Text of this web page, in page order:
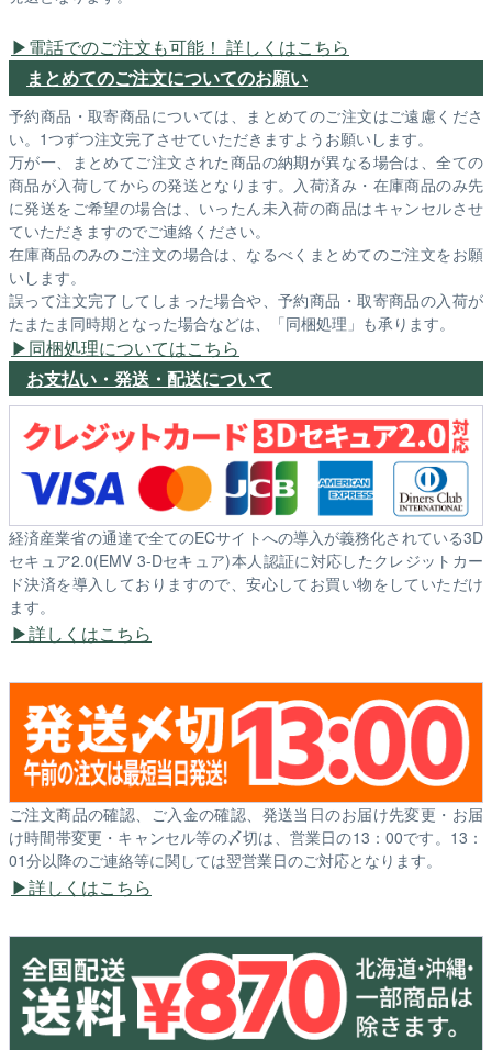
電話でのご注文も可能！ 詳しくはこちら
まとめてのご注文についてのお願い
予約商品・取寄商品については、まとめてのご注文はご遠慮くださ
い。1つずつ注文完了させていただきますようお願いします。
万が一、まとめてご注文された商品の納期が異なる場合は、全ての
商品が入荷してからの発送となります。入荷済み・在庫商品のみ先
に発送をご希望の場合は、いったん未入荷の商品はキャンセルさせ
ていただきますのでご連絡ください。
在庫商品のみのご注文の場合は、なるべくまとめてのご注文をお願
いします。
誤って注文完了してしまった場合や、予約商品・取寄商品の入荷が
たまたま同時期となった場合などは、「同梱処理」も承ります。
同梱処理についてはこちら
お支払い・発送・配送について
経済産業省の通達で全てのECサイトへの導入が義務化されている3D
セキュア2.0(EMV 3-Dセキュア)本人認証に対応したクレジットカー
ド決済を導入しておりますので、安心してお買い物をしていただけ
ます。
詳しくはこちら
ご注文商品の確認、ご入金の確認、発送当日のお届け先変更・お届
け時間帯変更・キャンセル等の〆切は、営業日の13：00です。13：
01分以降のご連絡等に関しては翌営業日のご対応となります。
詳しくはこちら